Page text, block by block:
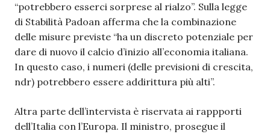
“potrebbero esserci sorprese al rialzo”. Sulla legge
di Stabilità Padoan afferma che la combinazione
delle misure previste “ha un discreto potenziale per
dare di nuovo il calcio d’inizio all’economia italiana.
In questo caso, i numeri (delle previsioni di crescita,
ndr) potrebbero essere addirittura più alti”.
Altra parte dell’intervista è riservata ai rappporti
dell’Italia con l’Europa. Il ministro, prosegue il